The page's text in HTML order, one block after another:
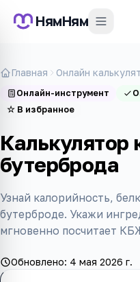
НямНям
Главная Онлайн
Онлайн-инструмент
☆ В избранное
Калькулятор
бутерброда
Узнай калорийность,
бутерброде. Укажи
мгновенно посчитает
Обновлено: 4 мая 2026 г.